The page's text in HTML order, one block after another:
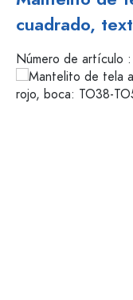
cuadrado,
Número de artículo :